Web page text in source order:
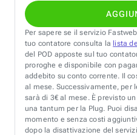
Per sapere se il servizio
tuo contatore consulta la lista
del POD apposte sul tuo
proroghe e disponibile con
addebito su conto corrente. Il
al mese. Successivamente, per
sarà di 3€ al mese. È previsto
una tantum per la Plug. Puoi
momento e senza costi
dopo la disattivazione del